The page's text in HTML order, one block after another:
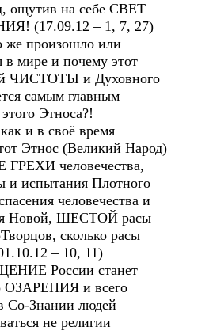
ощутив на себе СВЕТ
(17.09.12 – 1, 7, 27)
произошло или
в мире и почему этот
ЧИСТОТЫ и Духовного
самым главным
Этноса?!
и в своё время
Этнос (Великий Народ)
ГРЕХИ человечества,
и испытания Плотного
человечества и
Новой, ШЕСТОЙ расы –
сколько расы
– 10, 11)
России станет
ОЗАРЕНИЯ и всего
Со-Знании людей
не религии